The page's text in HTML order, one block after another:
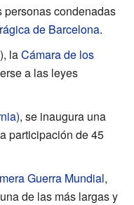
personas condenadas
de Barcelona.
laCámara de los
a las leyes
, se inaugura una
participación de 45
Guerra Mundial,
de las más largas y